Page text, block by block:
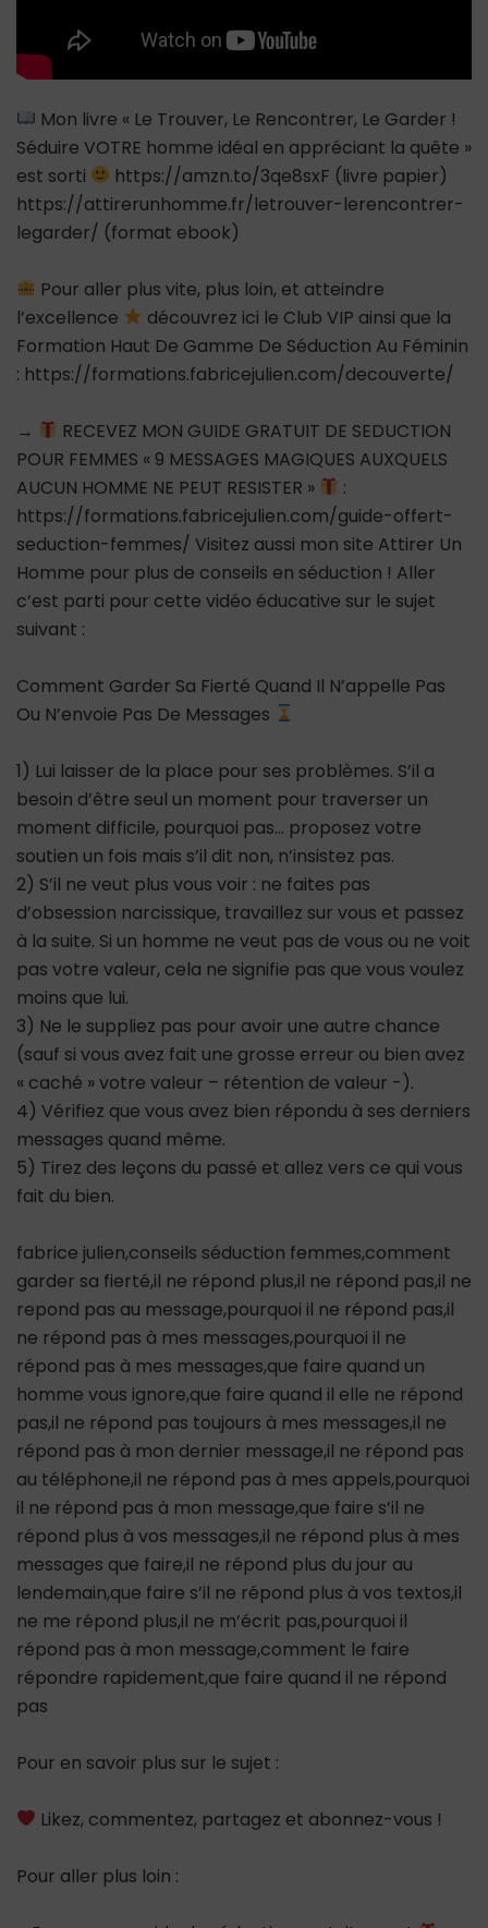
Mon livre « Le Trouver, Le Rencontrer, Le Garder !
Séduire VOTRE homme idéal en appréciant la quête »
est sorti
https://amzn.to/3qe8sxF (livre papier)
https://attirerunhomme.fr/letrouver-lerencontrer-
legarder/ (format ebook)
Pour aller plus vite, plus loin, et atteindre
l’excellence
découvrez ici le Club VIP ainsi que la
Formation Haut De Gamme De Séduction Au Féminin
: https://formations.fabricejulien.com/decouverte/
→
RECEVEZ MON GUIDE GRATUIT DE SEDUCTION
POUR FEMMES « 9 MESSAGES MAGIQUES AUXQUELS
AUCUN HOMME NE PEUT RESISTER »
:
https://formations.fabricejulien.com/guide-offert-
seduction-femmes/ Visitez aussi mon site Attirer Un
Homme pour plus de conseils en séduction ! Aller
c’est parti pour cette vidéo éducative sur le sujet
suivant :
Comment Garder Sa Fierté Quand Il N’appelle Pas
Ou N’envoie Pas De Messages
1) Lui laisser de la place pour ses problèmes. S’il a
besoin d’être seul un moment pour traverser un
moment difficile, pourquoi pas… proposez votre
soutien un fois mais s’il dit non, n’insistez pas.
2) S’il ne veut plus vous voir : ne faites pas
d’obsession narcissique, travaillez sur vous et passez
à la suite. Si un homme ne veut pas de vous ou ne voit
pas votre valeur, cela ne signifie pas que vous voulez
moins que lui.
3) Ne le suppliez pas pour avoir une autre chance
(sauf si vous avez fait une grosse erreur ou bien avez
« caché » votre valeur – rétention de valeur -).
4) Vérifiez que vous avez bien répondu à ses derniers
messages quand même.
5) Tirez des leçons du passé et allez vers ce qui vous
fait du bien.
fabrice julien,conseils séduction femmes,comment
garder sa fierté,il ne répond plus,il ne répond pas,il ne
repond pas au message,pourquoi il ne répond pas,il
ne répond pas à mes messages,pourquoi il ne
répond pas à mes messages,que faire quand un
homme vous ignore,que faire quand il elle ne répond
pas,il ne répond pas toujours à mes messages,il ne
répond pas à mon dernier message,il ne répond pas
au téléphone,il ne répond pas à mes appels,pourquoi
il ne répond pas à mon message,que faire s’il ne
répond plus à vos messages,il ne répond plus à mes
messages que faire,il ne répond plus du jour au
lendemain,que faire s’il ne répond plus à vos textos,il
ne me répond plus,il ne m’écrit pas,pourquoi il
répond pas à mon message,comment le faire
répondre rapidement,que faire quand il ne répond
pas
Pour en savoir plus sur le sujet :
Likez, commentez, partagez et abonnez-vous !
Pour aller plus loin :